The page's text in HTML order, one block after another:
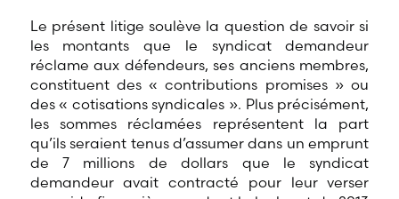
Le présent litige soulève la question de savoir si
les montants que le syndicat demandeur
réclame aux défendeurs, ses anciens membres,
constituent des « contributions promises » ou
des « cotisations syndicales ». Plus précisément,
les sommes réclamées représentent la part
qu’ils seraient tenus d’assumer dans un emprunt
de 7 millions de dollars que le syndicat
demandeur avait contracté pour leur verser